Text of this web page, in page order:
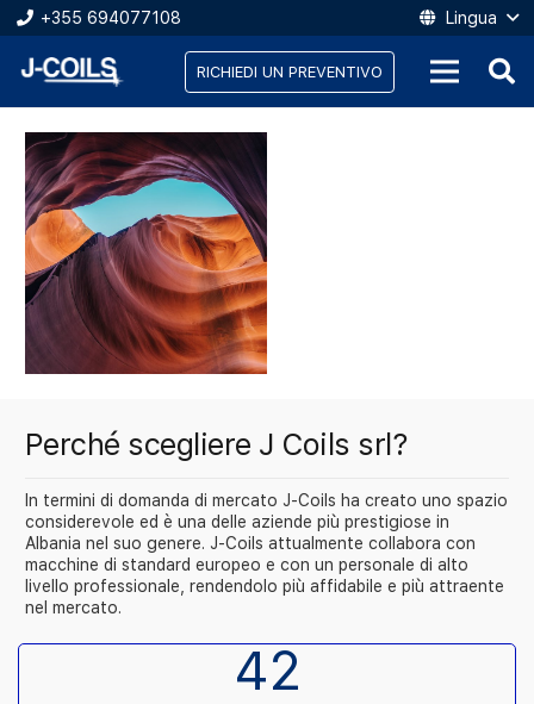
+355 694077108 Lingua
RICHIEDI UN PREVENTIVO
Perché scegliere J Coils srl?
In termini di domanda di mercato J-Coils ha creato uno spazio
considerevole ed è una delle aziende più prestigiose in
Albania nel suo genere. J-Coils attualmente collabora con
macchine di standard europeo e con un personale di alto
livello professionale, rendendolo più affidabile e più attraente
nel mercato.
42